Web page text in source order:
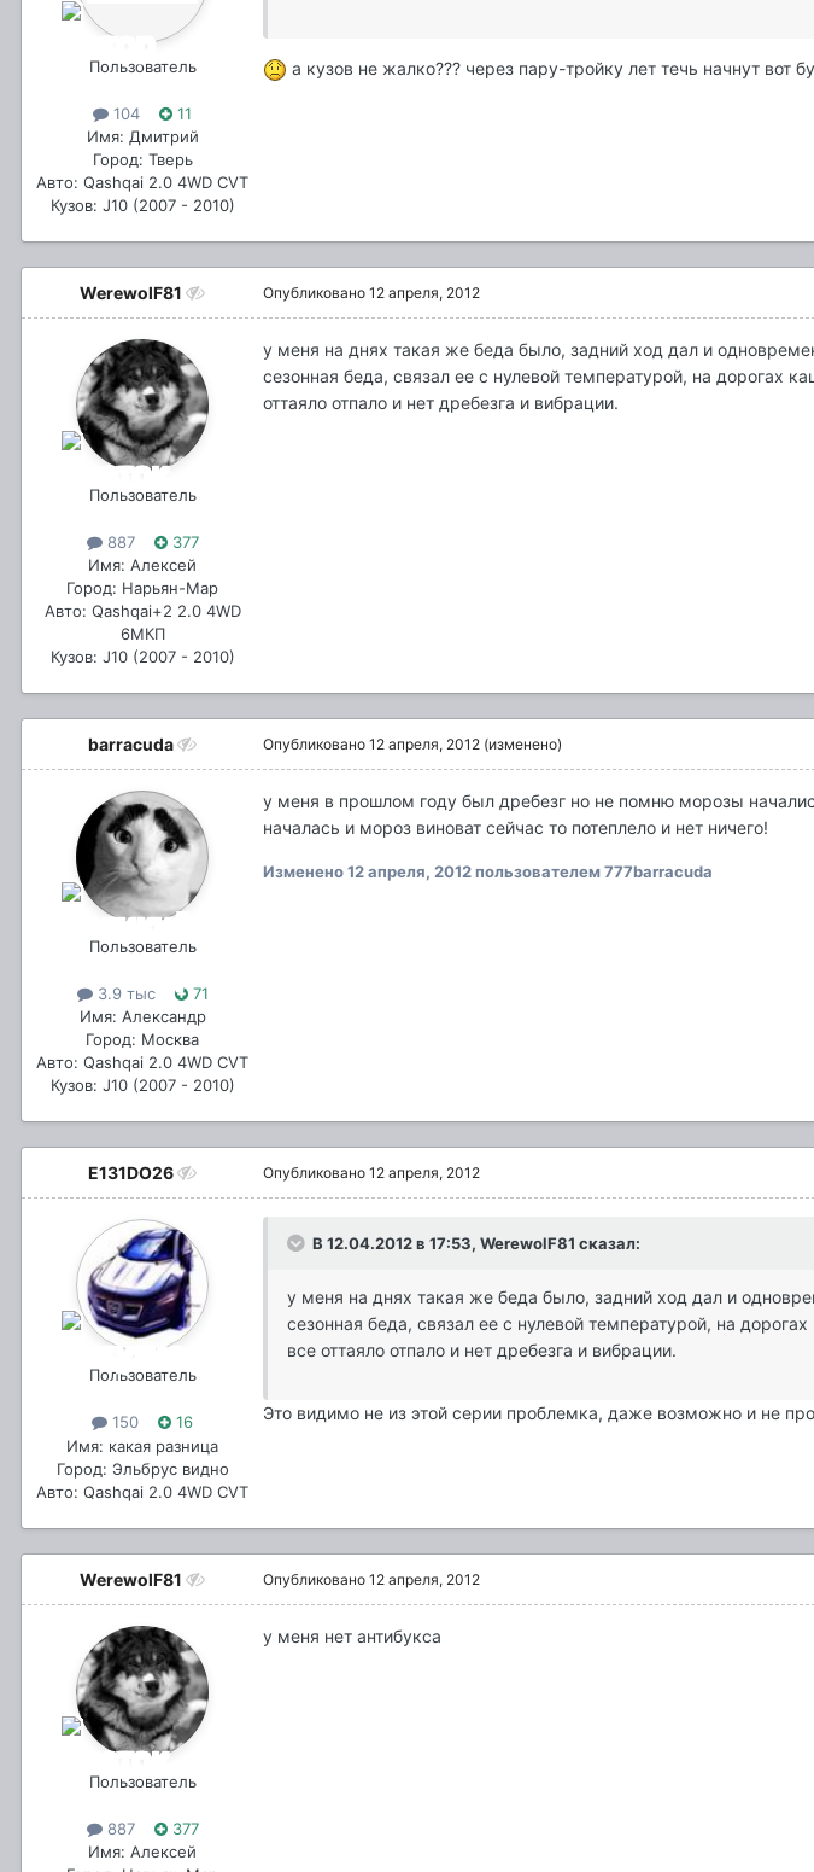
Пользователь
104
11
Имя: Дмитрий
Город: Тверь
Авто: Qashqai 2.0 4WD CVT
Кузов: J10 (2007 - 2010)
а кузов не жалко??? через пару-тройку лет течь начнут вот
WerewolF81
Пользователь
887
377
Имя: Алексей
Город: Нарьян-Мар
Авто: Qashqai+2 2.0 4WD
6МКП
Кузов: J10 (2007 - 2010)
Опубликовано 12 апреля, 2012
у меня на днях такая же беда было, задний ход дал и
сезонная беда, связал ее с нулевой температурой, на
оттаяло отпало и нет дребезга и вибрации.
barracuda
Пользователь
3.9 тыс
71
Имя: Александр
Город: Москва
Авто: Qashqai 2.0 4WD CVT
Кузов: J10 (2007 - 2010)
Опубликовано 12 апреля, 2012 (изменено)
у меня в прошлом году был дребезг но не помню морозы
началась и мороз виноват сейчас то потеплело и нет ничего!
Изменено12 апреля, 2012пользователем 777barracuda
E131DO26
Пользователь
150
16
Имя: какая разница
Город: Эльбрус видно
Авто: Qashqai 2.0 4WD CVT
Опубликовано 12 апреля, 2012
В 12.04.2012 в 17:53, WerewolF81 сказал:
у меня на днях такая же беда было, задний ход дал и
сезонная беда, связал ее с нулевой температурой, на
все оттаяло отпало и нет дребезга и вибрации.
Это видимо не из этой серии проблемка, даже возможно и не
WerewolF81
Пользователь
887
377
Имя: Алексей
Опубликовано 12 апреля, 2012
у меня нет антибукса